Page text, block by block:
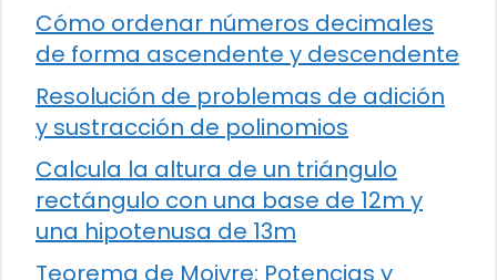
Cómo ordenar números decimales
de forma ascendente y descendente
Resolución de problemas de adición
y sustracción de polinomios
Calcula la altura de un triángulo
rectángulo con una base de 12m y
una hipotenusa de 13m
Teorema de Moivre: Potencias y